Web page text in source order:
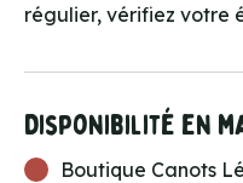
régulier, vérifiez votre
Disponibilité en
Boutique Canots